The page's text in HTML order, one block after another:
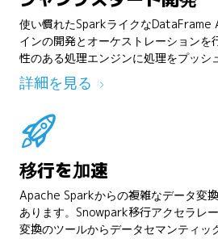
使い慣れたSparkライクなDataFrame
インの開発とオーケストレーション
性のある処理エンジンに処理をプッシ
詳細を見る
移行を加速
Apache Sparkからの複雑なデータ変
あります。Snowpark移行アクセラレ
変換のツールからデータセマンティッ